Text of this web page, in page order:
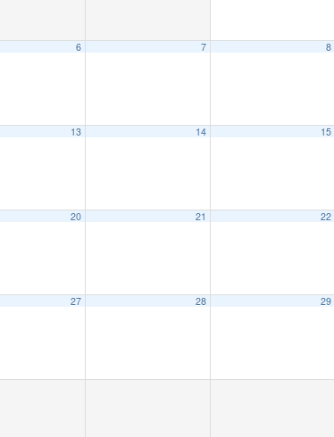
6 7 8
13 14 15
20 21 22
27 28 29